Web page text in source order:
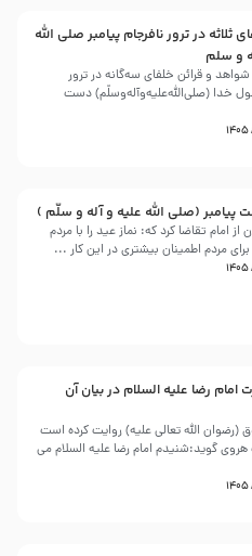
ثلاثه در ترور نافرجام پیامبر صلی الله
و سلم
و قرائن خلفای سه‌گانه در ترور
خدا (صلی‌الله‌علیه‌و‌آله‌وسلّم) دست
پیامبر (صلی الله علیه و آله و سلّم )
از امام تقاضا کرد که: نماز عید را با مردم
برای مردم اطمینان بیشتری در این کار ...
امام رضا علیه السلام در بیان آن
الله تعالی علیه) روایت کرده است
هروی گوید:شنیدم امام رضا علیه السلام می